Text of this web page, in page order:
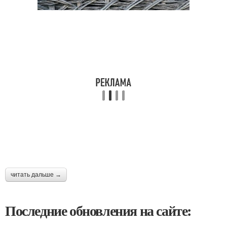
читать дальше →
Последние обновления на сайте: